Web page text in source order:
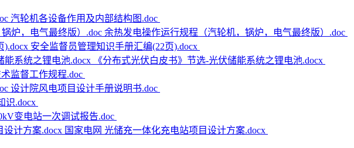
汽轮机各设备作用及内部结构图.doc
余热发电操作运行规程（汽轮机，锅炉，电气最终版）.doc
安全监督员管理知识手册汇编(22页).docx
《分布式光伏白皮书》节选-光伏储能系统之锂电池.docx
监督工作规程.doc
设计院风电项目设计手册说明书.doc
识.docx
变电站一次调试报告.doc
国家电网 光储充一体化充电站项目设计方案.docx